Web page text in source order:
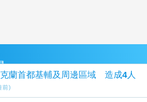
蘭首都基輔及周邊區域 造成4人
前)